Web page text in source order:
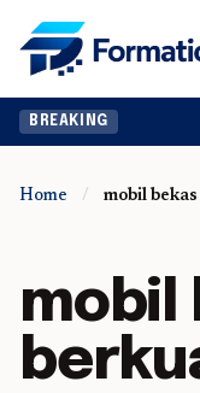
BREAKING
Home / mobil
mobil